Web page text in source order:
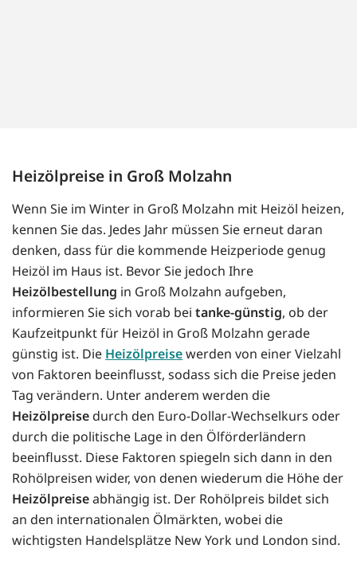
Heizölpreise in Groß Molzahn
Wenn Sie im Winter in Groß Molzahn mit Heizöl heizen,
kennen Sie das. Jedes Jahr müssen Sie erneut daran
denken, dass für die kommende Heizperiode genug
Heizöl im Haus ist. Bevor Sie jedoch Ihre
Heizölbestellung in Groß Molzahn aufgeben,
informieren Sie sich vorab bei tanke-günstig, ob der
Kaufzeitpunkt für Heizöl in Groß Molzahn gerade
günstig ist. Die Heizölpreisewerden von einer Vielzahl
von Faktoren beeinflusst, sodass sich die Preise jeden
Tag verändern. Unter anderem werden die
Heizölpreise durch den Euro-Dollar-Wechselkurs oder
durch die politische Lage in den Ölförderländern
beeinflusst. Diese Faktoren spiegeln sich dann in den
Rohölpreisen wider, von denen wiederum die Höhe der
Heizölpreiseabhängig ist. Der Rohölpreis bildet sich
an den internationalen Ölmärkten, wobei die
wichtigsten Handelsplätze New York und London sind.